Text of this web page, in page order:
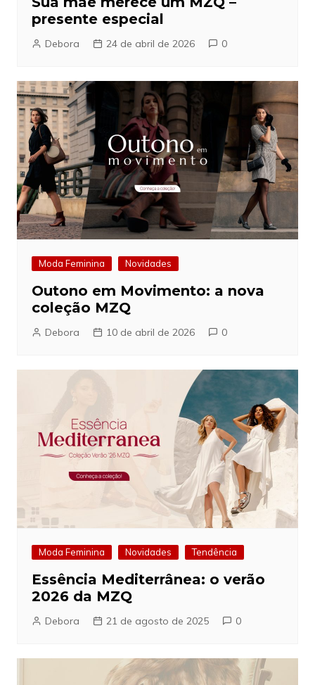
presente especial
Debora 24 de abril de 2026 0
Moda Feminina Novidades
Outono em Movimento: a nova
coleção MZQ
Debora 10 de abril de 2026 0
Moda Feminina Novidades Tendência
Essência Mediterrânea: o verão
2026 da MZQ
Debora 21 de agosto de 2025 0